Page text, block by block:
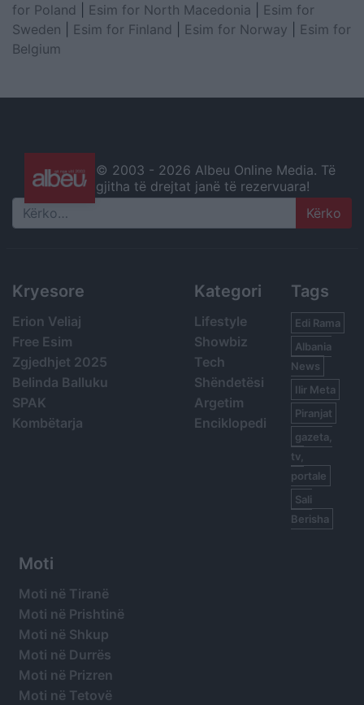
for Poland
Esim for North Macedonia
Esim for
Sweden
Esim for Finland Esim for Norway
Esim for
Belgium
© 2003 - 2026 Albeu Online Media. Të
gjitha të drejtat janë të rezervuara!
Search
Kryesore
Erion Veliaj
Free Esim
Zgjedhjet 2025
Belinda Balluku
SPAK
Kombëtarja
Kategori
Lifestyle
Showbiz
Tech
Shëndetësi
Argetim
Enciklopedi
Tags
Edi Rama
Albania
News
Ilir Meta
Piranjat
gazeta,
tv,
portale
Sali
Berisha
Moti
Moti në Tiranë
Moti në Prishtinë
Moti në Shkup
Moti në Durrës
Moti në Prizren
Moti në Tetovë